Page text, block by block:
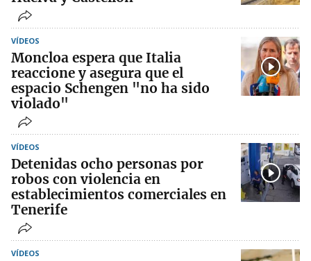
VÍDEOS
Moncloa espera que Italia
reaccione y asegura que el
espacio Schengen "no ha sido
violado"
VÍDEOS
Detenidas ocho personas por
robos con violencia en
establecimientos comerciales en
Tenerife
VÍDEOS